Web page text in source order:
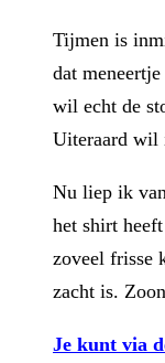
Tijmen is
dat
wil echt de
Uiteraard wil
Nu liep ik
het shirt
zoveel frisse
zacht is.
Je kunt via